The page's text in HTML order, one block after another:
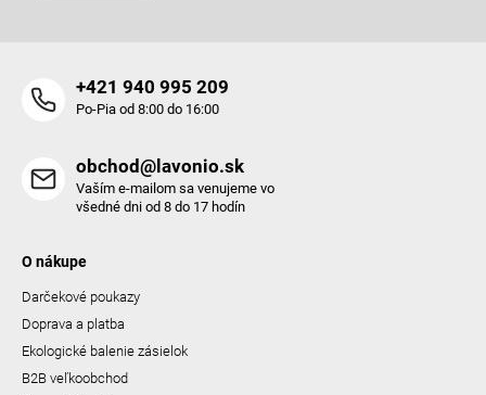
+421 940 995 209
Po-Pia od 8:00 do 16:00
obchod@lavonio.sk
Vaším e-mailom sa venujeme vo
všedné dni od 8 do 17 hodín
O nákupe
Darčekové poukazy
Doprava a platba
Ekologické balenie zásielok
B2B veľkoobchod